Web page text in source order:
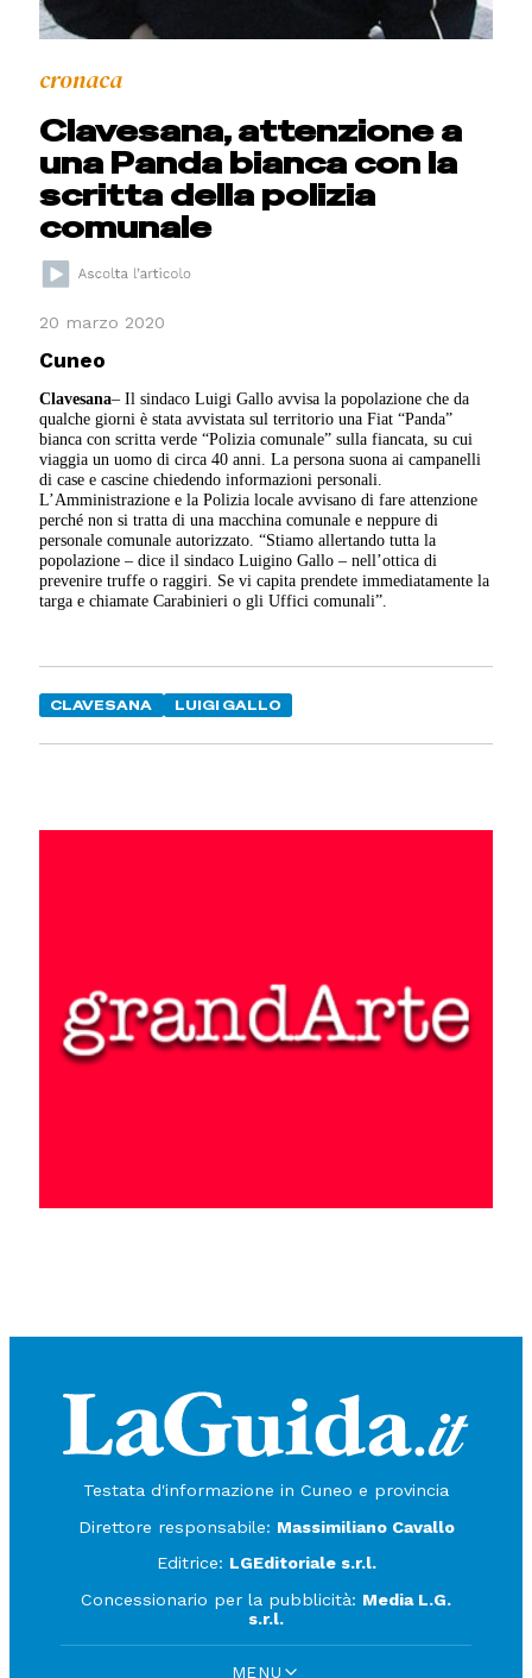
cronaca
Clavesana, attenzione a
una Panda bianca con la
scritta della polizia
comunale
20 marzo 2020
Cuneo
Clavesana– Il sindaco Luigi Gallo avvisa la popolazione che da
qualche giorni è stata avvistata sul territorio una Fiat “Panda”
bianca con scritta verde “Polizia comunale” sulla fiancata, su cui
viaggia un uomo di circa 40 anni. La persona suona ai campanelli
di case e cascine chiedendo informazioni personali.
L’Amministrazione e la Polizia locale avvisano di fare attenzione
perché non si tratta di una macchina comunale e neppure di
personale comunale autorizzato. “Stiamo allertando tutta la
popolazione – dice il sindaco Luigino Gallo – nell’ottica di
prevenire truffe o raggiri. Se vi capita prendete immediatamente la
targa e chiamate Carabinieri o gli Uffici comunali”.
CLAVESANA LUIGI GALLO
Testata d'informazione in Cuneo e provincia
Direttore responsabile: Massimiliano Cavallo
Editrice: LGEditoriale s.r.l.
Concessionario per la pubblicità: Media L.G.
s.r.l.
MENU